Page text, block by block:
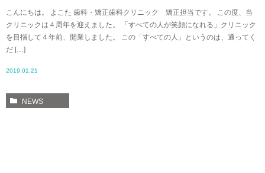
こんにちは。 よこた 歯科・矯正歯科クリニック 矯正担当です。 この度、当
クリニックは４周年を迎えました。 「すべての人が笑顔になれる」クリニック
を目指して４年前、開業しました。 この「すべての人」というのは、通ってく
だ […]
2019.01.21
NEWS